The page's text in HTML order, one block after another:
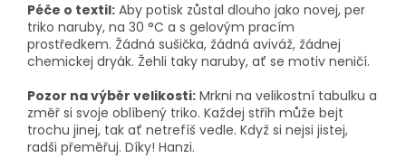
Péče o textil: Aby potisk zůstal dlouho jako novej, per
triko naruby, na 30 °C a s gelovým pracím
prostředkem. Žádná sušička, žádná aviváž, žádnej
chemickej dryák. Žehli taky naruby, ať se motiv neničí.
Pozor na výběr velikosti: Mrkni na velikostní tabulku a
změř si svoje oblíbený triko. Každej střih může bejt
trochu jinej, tak ať netrefíš vedle. Když si nejsi jistej,
radši přeměřuj. Díky! Hanzi.